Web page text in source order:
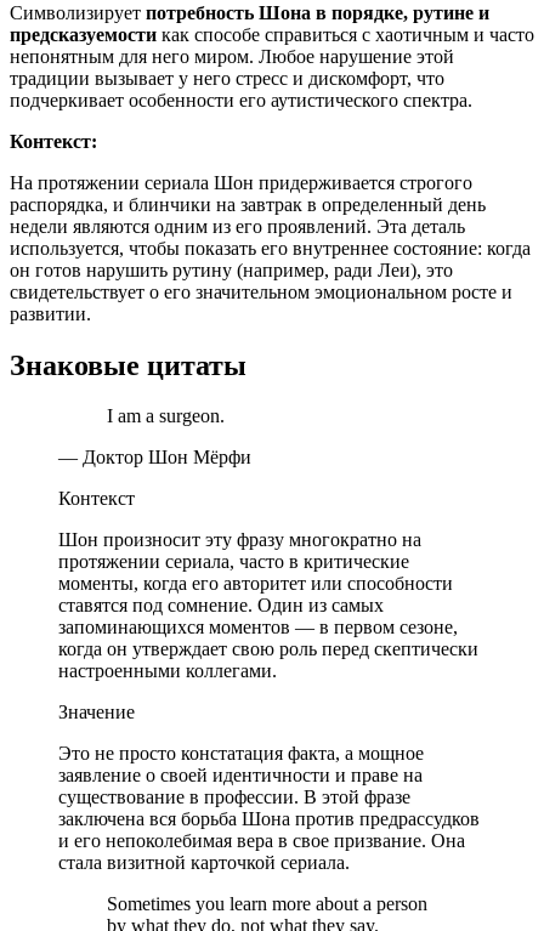
Символизирует потребность Шона в порядке, рутине и
предсказуемости как способе справиться с хаотичным и часто
непонятным для него миром. Любое нарушение этой
традиции вызывает у него стресс и дискомфорт, что
подчеркивает особенности его аутистического спектра.
Контекст:
На протяжении сериала Шон придерживается строгого
распорядка, и блинчики на завтрак в определенный день
недели являются одним из его проявлений. Эта деталь
используется, чтобы показать его внутреннее состояние: когда
он готов нарушить рутину (например, ради Леи), это
свидетельствует о его значительном эмоциональном росте и
развитии.
Знаковые цитаты
I am a surgeon.
— Доктор Шон Мёрфи
Контекст
Шон произносит эту фразу многократно на
протяжении сериала, часто в критические
моменты, когда его авторитет или способности
ставятся под сомнение. Один из самых
запоминающихся моментов — в первом сезоне,
когда он утверждает свою роль перед скептически
настроенными коллегами.
Значение
Это не просто констатация факта, а мощное
заявление о своей идентичности и праве на
существование в профессии. В этой фразе
заключена вся борьба Шона против предрассудков
и его непоколебимая вера в свое призвание. Она
стала визитной карточкой сериала.
Sometimes you learn more about a person
by what they do, not what they say.